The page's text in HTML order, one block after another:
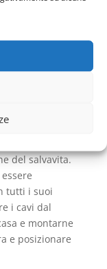
Senza di
oppure
i lavori,
del nuovo
del salvavita.
tutti i suoi
i cavi dal
e montarne
e posizionare